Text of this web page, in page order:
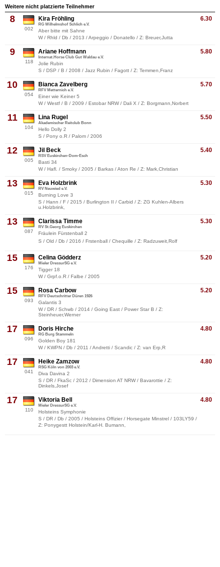
Weitere nicht platzierte Teilnehmer
8
002
6.30
Kira Fröhling
RG Wilhelmshof Schlich e.V.
Aber bitte mit Sahne
W / Rhld / Db / 2013 / Arpeggio / Donatello / Z: Breuer,Jutta
9
118
5.80
Ariane Hoffmann
Internat.Horse Club Gut Waldau e.V.
Jolie Rubin
S / DSP / B / 2008 / Jazz Rubin / Fagott / Z: Temmen,Franz
10
054
5.70
Bianca Zavelberg
RFV Metternich e.V.
Einer wie Keiner 5
W / Westf / B / 2009 / Estobar NRW / Dali X / Z: Borgmann,Norbert
11
104
5.50
Lina Rugel
Akademischer Reitclub Bonn
Hello Dolly 2
S / Pony o.R / Palom / 2006
12
005
5.40
Jil Beck
RSV Euskirchen-Dom-Esch
Basti 34
W / Hafl. / Smoky / 2005 / Barkas / Aton Re / Z: Mark,Christian
13
015
5.30
Eva Holzbrink
RV Neuwied e.V.
Burning Love 3
S / Hann / F / 2015 / Burlington II / Carbid / Z: ZG Kuhlen-Albers
u.Holzbrink,
13
087
5.30
Clarissa Timme
RV St.Georg Euskirchen
Fräulein Fürstenball 2
S / Old / Db / 2016 / Frstenball / Chequille / Z: Radzuweit,Rolf
15
176
5.20
Celina Gödderz
Mieler DressurSG e.V.
Tigger 18
W / Grpf.o.R / Falbe / 2005
15
093
5.20
Rosa Carbow
RFV Deutschritter Düren 1926
Galantis 3
W / DR / Schwb / 2014 / Going East / Power Star B / Z:
Steinheuer,Werner
17
096
4.80
Doris Hirche
RG Burg Stammeln
Golden Boy 181
W / KWPN / Db / 2011 / Andretti / Scandic / Z: van Erp,R
17
041
4.80
Heike Zamzow
RSG Köln von 2003 e.V.
Diva Davina 2
S / DR / FkaSc / 2012 / Dimension AT NRW / Bavarottie / Z:
Dinkels,Josef
17
110
4.80
Viktoria Bell
Mieler DressurSG e.V.
Holsteins Symphonie
S / DR / Db / 2005 / Holsteins Offizier / Horsegate Minstrel / 103LY59 /
Z: Ponygestt Holstein/Karl-H. Bumann,